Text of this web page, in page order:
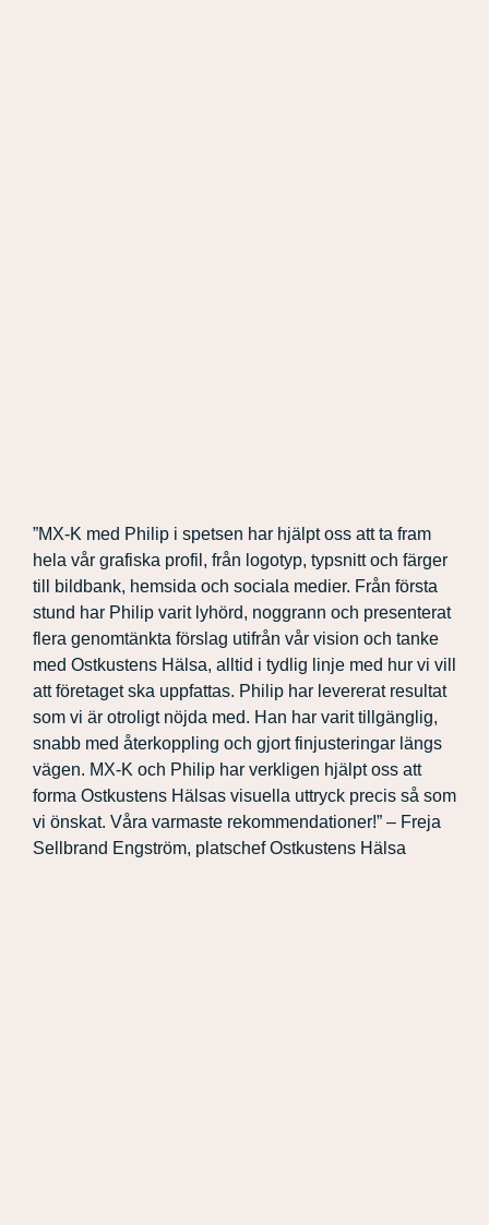
”MX-K med Philip i spetsen har hjälpt oss att ta fram
hela vår grafiska profil, från logotyp, typsnitt och färger
till bildbank, hemsida och sociala medier. Från första
stund har Philip varit lyhörd, noggrann och presenterat
flera genomtänkta förslag utifrån vår vision och tanke
med Ostkustens Hälsa, alltid i tydlig linje med hur vi vill
att företaget ska uppfattas. Philip har levererat resultat
som vi är otroligt nöjda med. Han har varit tillgänglig,
snabb med återkoppling och gjort finjusteringar längs
vägen. MX-K och Philip har verkligen hjälpt oss att
forma Ostkustens Hälsas visuella uttryck precis så som
vi önskat. Våra varmaste rekommendationer!” – Freja
Sellbrand Engström, platschef Ostkustens Hälsa